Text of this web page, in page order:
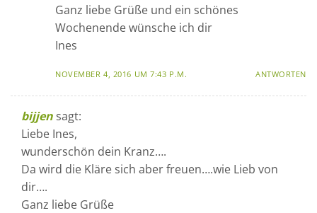
Ganz liebe Grüße und ein schönes
Wochenende wünsche ich dir
Ines
NOVEMBER 4, 2016 UM 7:43 P.M. ANTWORTEN
bijjen sagt:
Liebe Ines,
wunderschön dein Kranz….
Da wird die Kläre sich aber freuen….wie Lieb von
dir….
Ganz liebe Grüße